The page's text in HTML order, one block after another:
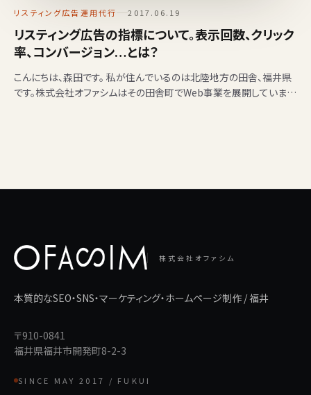
リスティング広告運用代行 2017.06.19
リスティング広告の指標について。表示回数、クリック
率、コンバージョン…とは？
こんにちは、森田です。 私が住んでいるのは北陸地方の田舎、福井県
です。株式会社オファシムはその田舎町でWeb事業を展開しています
株式会社オファシム
本質的なSEO・SNS・マーケティング・ホームページ制作 / 福井
〒910-0841
福井県福井市開発町8-2-3
SINCE MAY 2017 / FUKUI